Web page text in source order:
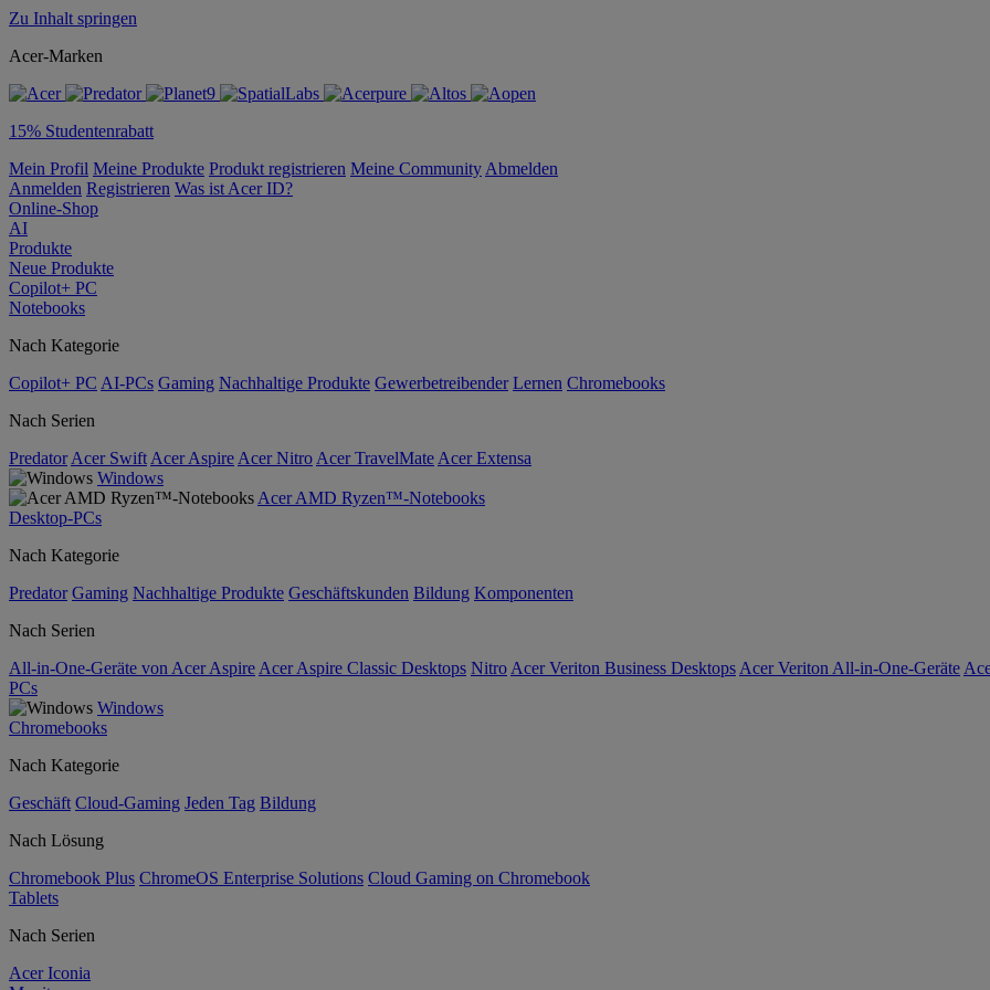
Zu Inhalt springen
Acer-Marken
15% Studentenrabatt
Mein Profil Meine Produkte Produkt registrieren Meine Community Abmelden
Anmelden Registrieren Was ist Acer ID?
Online-Shop
AI
Produkte
Neue Produkte
Copilot+ PC
Notebooks
Nach Kategorie
Copilot+ PC AI-PCs Gaming Nachhaltige Produkte Gewerbetreibender Lernen Chromebooks
Nach Serien
Predator Acer Swift Acer Aspire Acer Nitro Acer TravelMate Acer Extensa
Windows
Acer AMD Ryzen™-Notebooks
Desktop-PCs
Nach Kategorie
Predator Gaming Nachhaltige Produkte Geschäftskunden Bildung Komponenten
Nach Serien
All-in-One-Geräte von Acer Aspire Acer Aspire Classic Desktops Nitro Acer Veriton Business Desktops Acer Veriton All-in-One-Geräte
PCs
Windows
Chromebooks
Nach Kategorie
Geschäft Cloud-Gaming Jeden Tag Bildung
Nach Lösung
Chromebook Plus ChromeOS Enterprise Solutions Cloud Gaming on Chromebook
Tablets
Nach Serien
Acer Iconia